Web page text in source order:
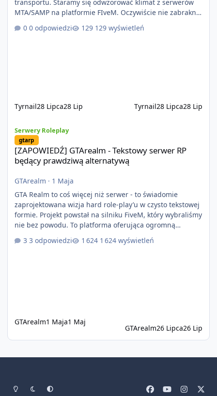
transportu. Staramy się odwzorować klimat z serwerów
MTA/SAMP na platformie FIveM. Oczywiście nie zabraknie
kontentu dla graczy którzy chcą robić coś innego niż
jeździć ciężarówką. Projekt tworzony jest od podstaw z
0 odpowiedzi 129 wyświetleń
Tyrnail28 Lipca28 Lip Tyrnail28 Lipca28 Lip
Serwery Roleplay
gtarp
[ZAPOWIEDŹ] GTArealm - Tekstowy serwer RP
będący prawdziwą alternatywą
GTArealm · 1 Maja
GTA Realm to coś więcej niż serwer - to świadomie
zaprojektowana wizja hard role-play’u w czysto tekstowej
formie. Projekt powstał na silniku FiveM, który wybraliśmy
nie bez powodu. To platforma oferująca ogromną
elastyczność i znacznie szybszy rozwój systemów niż w
przypadku innych rozwiązań. Usprawniona
3 odpowiedzi 1 624 wyświetleń
GTArealm1 Maja1 Maj
GTArealm26 Lipca26 Lip
Tryb jasnyTryb ciemnyPreferencje systemowe